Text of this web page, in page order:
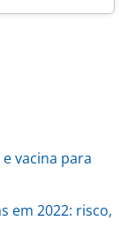
vacina para
em 2022: risco,